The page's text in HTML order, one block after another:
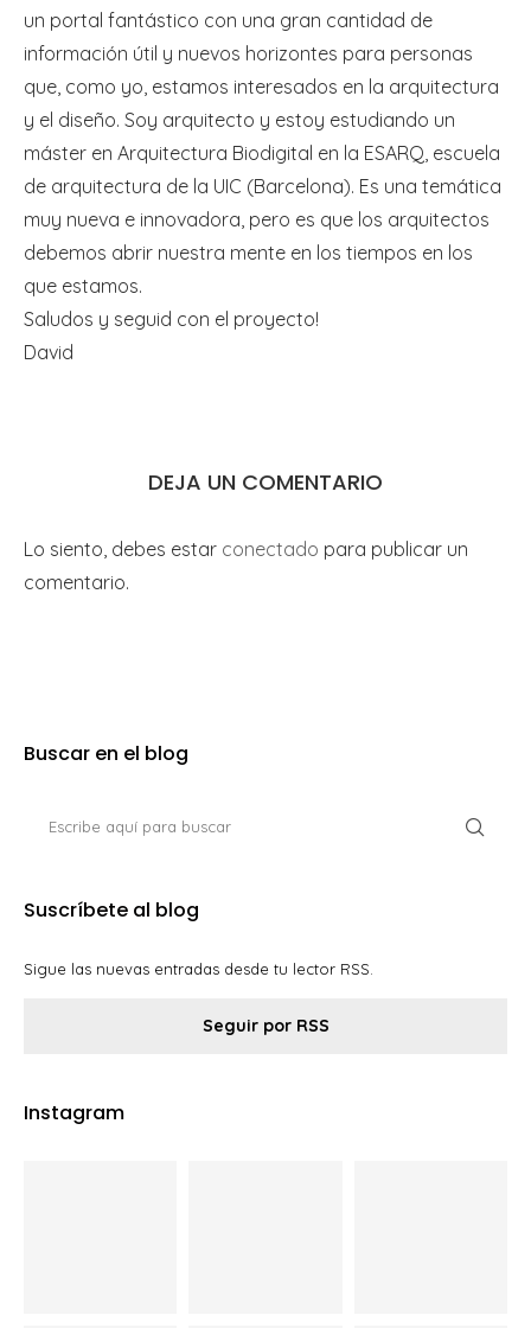
un portal fantástico con una gran cantidad de
información útil y nuevos horizontes para personas
que, como yo, estamos interesados en la arquitectura
y el diseño. Soy arquitecto y estoy estudiando un
máster en Arquitectura Biodigital en la ESARQ, escuela
de arquitectura de la UIC (Barcelona). Es una temática
muy nueva e innovadora, pero es que los arquitectos
debemos abrir nuestra mente en los tiempos en los
que estamos.
Saludos y seguid con el proyecto!
David
DEJA UN COMENTARIO
Lo siento, debes estar conectado para publicar un
comentario.
Buscar en el blog
Suscríbete al blog
Sigue las nuevas entradas desde tu lector RSS.
Seguir por RSS
Instagram